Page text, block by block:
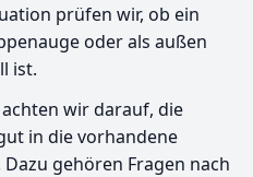
prüfen wir, ob ein
oder als außen
ist.
wir darauf, die
in die vorhandene
gehören Fragen nach